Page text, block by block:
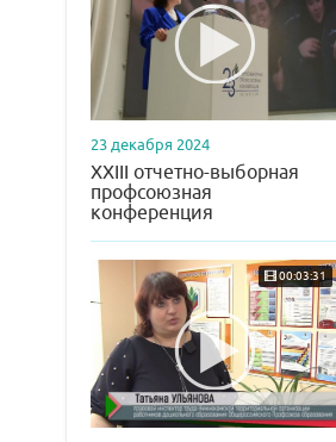
23 декабря 2024
XXIII отчетно-выборная
профсоюзная
конференция
00:03:31